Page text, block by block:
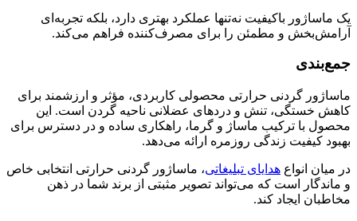
یک ماساژور باکیفیت نه‌تنها عملکرد بهتری دارد، بلکه تجربه‌ای
آرامش‌بخش و مطمئن را برای مصرف‌کننده فراهم می‌کند.
جمع‌بندی
ماساژور گردنی حرارتی محصولی کاربردی، مؤثر و ارزشمند برای
کاهش خستگی، تنش و دردهای عضلانی ناحیه گردن است. این
محصول با ترکیب ماساژ و گرما، راهکاری ساده و در دسترس برای
بهبود کیفیت زندگی روزمره ارائه می‌دهد.
در میان انواع هدایای تبلیغاتی، ماساژور گردنی حرارتی انتخابی خاص
و ماندگار است که می‌تواند تصویر مثبتی از برند شما در ذهن
مخاطبان ایجاد کند.